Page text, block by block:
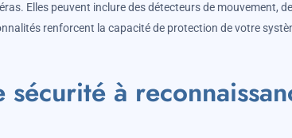
Elles peuvent inclure des détecteurs de mouvement,
renforcent la capacité de protection de votre
à